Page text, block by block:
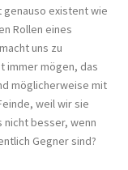
existent wie
Rollen eines
uns zu
immer mögen, das
möglicherweise mit
weil wir sie
nicht besser, wenn
Gegner sind?